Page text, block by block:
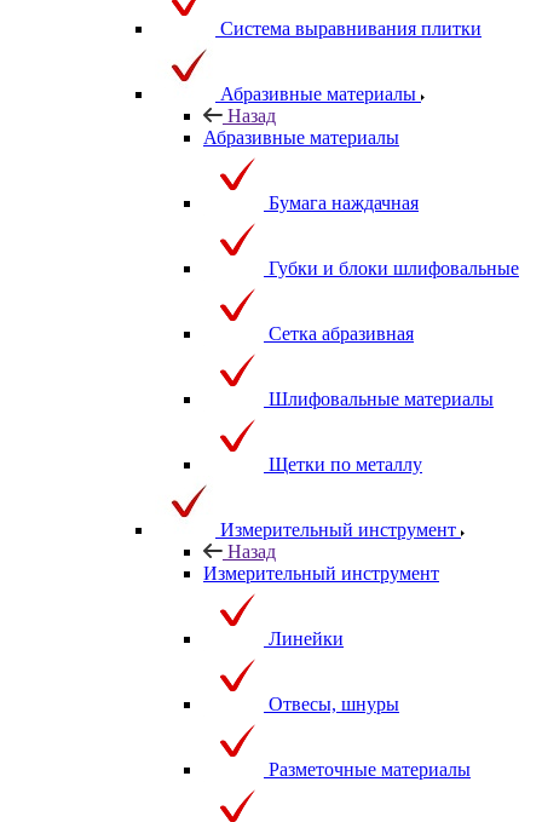
Система выравнивания плитки
Абразивные материалы
Назад
Абразивные материалы
Бумага наждачная
Губки и блоки шлифовальные
Сетка абразивная
Шлифовальные материалы
Щетки по металлу
Измерительный инструмент
Назад
Измерительный инструмент
Линейки
Отвесы, шнуры
Разметочные материалы